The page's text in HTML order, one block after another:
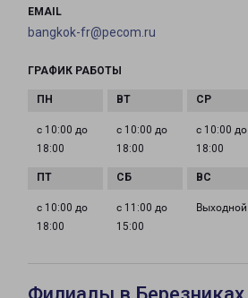
EMAIL
bangkok-fr@pecom.ru
ГРАФИК РАБОТЫ
с 10:00 до
18:00
с 10:00 до
18:00
с 10:00 до
18:00
с 10:00 до
18:00
с 11:00 до
15:00
Выходной